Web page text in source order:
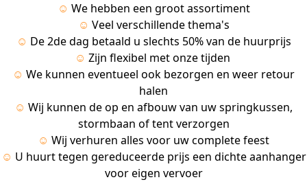
☺ We hebben een groot assortiment
☺ Veel verschillende thema's
☺ De 2de dag betaald u slechts 50% van de huurprijs
☺ Zijn flexibel met onze tijden
☺ We kunnen eventueel ook bezorgen en weer retour
halen
☺ Wij kunnen de op en afbouw van uw springkussen,
stormbaan of tent verzorgen
☺ Wij verhuren alles voor uw complete feest
☺ U huurt tegen gereduceerde prijs een dichte aanhanger
voor eigen vervoer